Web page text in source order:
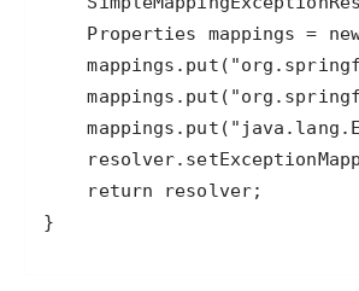
}